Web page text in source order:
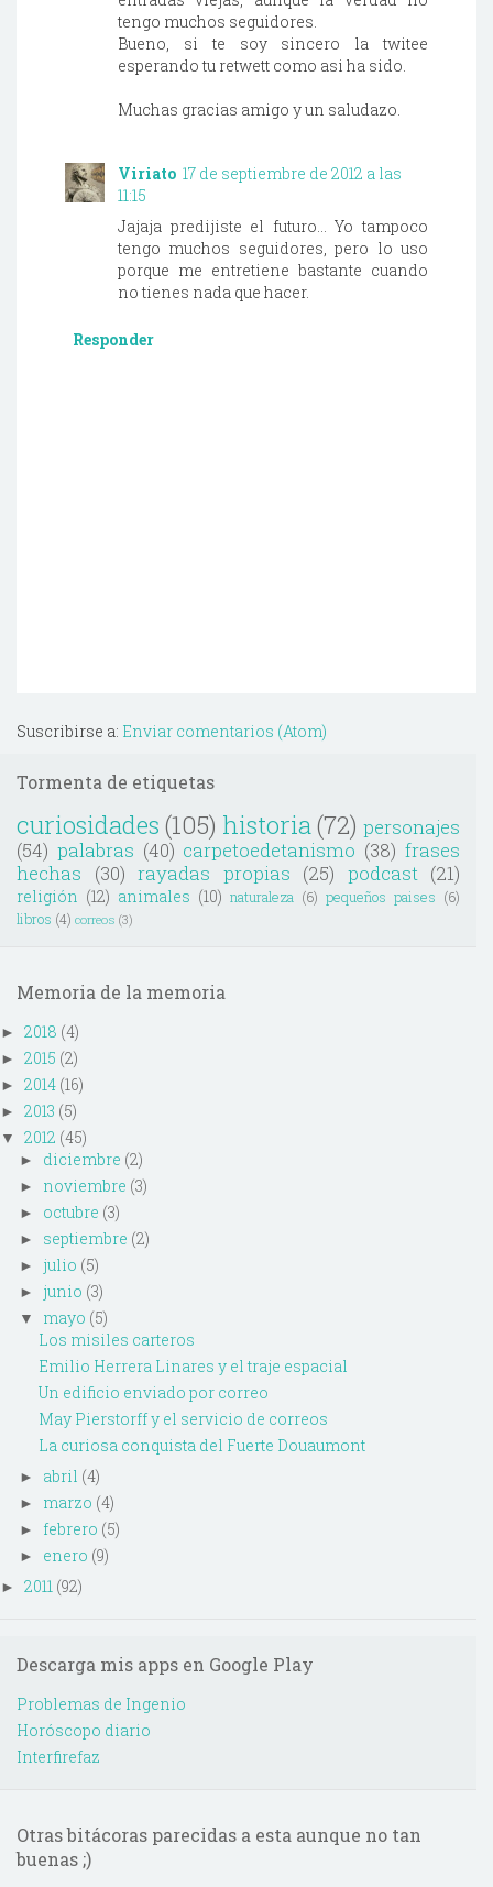
tengo muchos seguidores.
Bueno, si te soy sincero la twitee
esperando tu retwett como asi ha sido.
Muchas gracias amigo y un saludazo.
Viriato 17 de septiembre de 2012 a las
11:15
Jajaja predijiste el futuro... Yo tampoco
tengo muchos seguidores, pero lo uso
porque me entretiene bastante cuando
no tienes nada que hacer.
Responder
Suscribirse a: Enviar comentarios (Atom)
Tormenta de etiquetas
curiosidades (105) historia(72) personajes
(54) palabras (40) carpetoedetanismo (38) frases
hechas
(30) rayadas propias (25) podcast (21)
religión (12) animales (10) naturaleza (6) pequeños paises (6)
libros (4) correos (3)
Memoria de la memoria
► 2018 (4)
► 2015 (2)
► 2014 (16)
► 2013 (5)
▼ 2012 (45)
► diciembre (2)
► noviembre (3)
► octubre (3)
► septiembre (2)
► julio (5)
► junio (3)
▼ mayo (5)
Los misiles carteros
Emilio Herrera Linares y el traje espacial
Un edificio enviado por correo
May Pierstorff y el servicio de correos
La curiosa conquista del Fuerte Douaumont
► abril (4)
► marzo (4)
► febrero (5)
► enero (9)
► 2011 (92)
Descarga mis apps en Google Play
Problemas de Ingenio
Horóscopo diario
Interfirefaz
Otras bitácoras parecidas a esta aunque no tan
buenas ;)